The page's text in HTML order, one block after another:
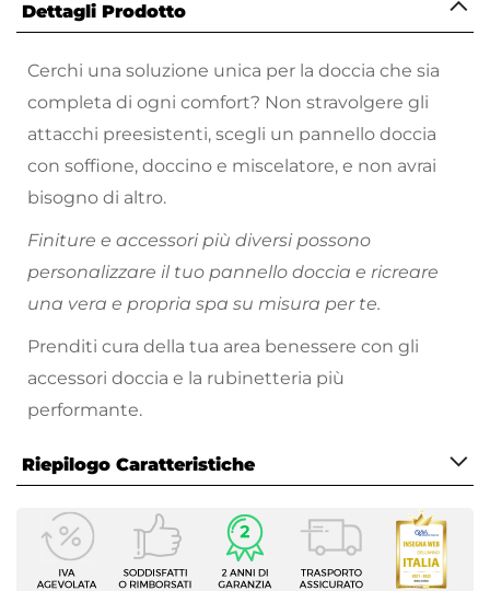
Dettagli Prodotto
Cerchi una soluzione unica per la doccia che sia
completa di ogni comfort? Non stravolgere gli
attacchi preesistenti, scegli un pannello doccia
con soffione, doccino e miscelatore, e non avrai
bisogno di altro.
Finiture e accessori più diversi possono
personalizzare il tuo pannello doccia e ricreare
una vera e propria spa su misura per te.
Prenditi cura della tua area benessere con gli
accessori doccia e la rubinetteria più
performante.
Riepilogo Caratteristiche
Caratteristiche
Tipologia
Pannello Doccia